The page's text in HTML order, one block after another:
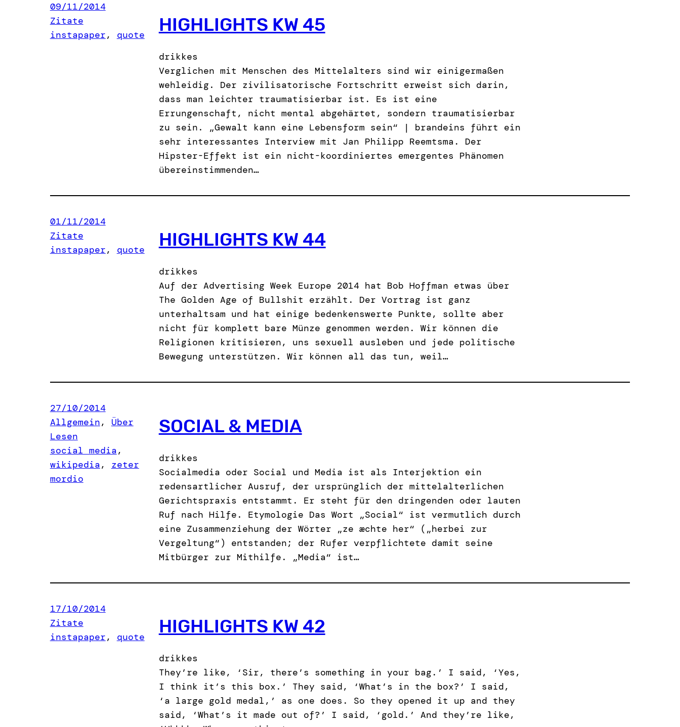
09/11/2014
Zitate
instapaper, quote HIGHLIGHTS KW 45
drikkes
Verglichen mit Menschen des Mittelalters sind wir einigermaßen
wehleidig. Der zivilisatorische Fortschritt erweist sich darin,
dass man leichter traumatisierbar ist. Es ist eine
Errungenschaft, nicht mental abgehärtet, sondern traumatisierbar
zu sein. „Gewalt kann eine Lebensform sein“ | brandeins führt ein
sehr interessantes Interview mit Jan Philipp Reemtsma. Der
Hipster-Effekt ist ein nicht-koordiniertes emergentes Phänomen
übereinstimmenden…
01/11/2014
Zitate
instapaper, quote HIGHLIGHTS KW 44
drikkes
Auf der Advertising Week Europe 2014 hat Bob Hoffman etwas über
The Golden Age of Bullshit erzählt. Der Vortrag ist ganz
unterhaltsam und hat einige bedenkenswerte Punkte, sollte aber
nicht für komplett bare Münze genommen werden. Wir können die
Religionen kritisieren, uns sexuell ausleben und jede politische
Bewegung unterstützen. Wir können all das tun, weil…
27/10/2014
Allgemein, Über
Lesen
social media
wikipedia, zeter
mordio
SOCIAL & MEDIA
drikkes
Socialmedia oder Social und Media ist als Interjektion ein
redensartlicher Ausruf, der ursprünglich der mittelalterlichen
Gerichtspraxis entstammt. Er steht für den dringenden oder lauten
Ruf nach Hilfe. Etymologie Das Wort „Social“ ist vermutlich durch
eine Zusammenziehung der Wörter „ze æchte her“ („herbei zur
Vergeltung“) entstanden; der Rufer verpflichtete damit seine
Mitbürger zur Mithilfe. „Media“ ist…
17/10/2014
Zitate
instapaper, quote HIGHLIGHTS KW 42
drikkes
They’re like, ‘Sir, there’s something in your bag.’ I said, ‘Yes,
I think it’s this box.’ They said, ‘What’s in the box?’ I said,
‘a large gold medal,’ as one does. So they opened it up and they
said, ‘What’s it made out of?’ I said, ‘gold.’ And they’re like,